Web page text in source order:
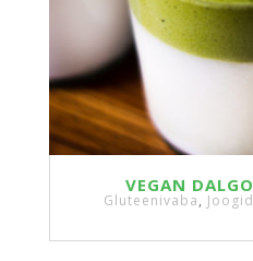
VEGAN
Gluteenivaba, Joogid